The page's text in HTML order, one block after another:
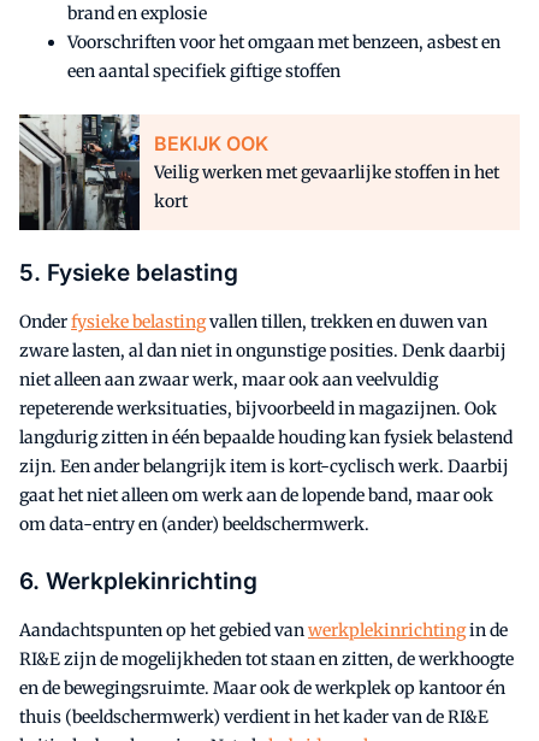
brand en explosie
Voorschriften voor het omgaan met benzeen, asbest en
een aantal specifiek giftige stoffen
BEKIJK OOK
Veilig werken met gevaarlijke stoffen in het
kort
5. Fysieke belasting
Onderfysieke belastingvallen tillen, trekken en duwen van
zware lasten, al dan niet in ongunstige posities. Denk daarbij
niet alleen aan zwaar werk, maar ook aan veelvuldig
repeterende werksituaties, bijvoorbeeld in magazijnen. Ook
langdurig zitten in één bepaalde houding kan fysiek belastend
zijn. Een ander belangrijk item is kort-cyclisch werk. Daarbij
gaat het niet alleen om werk aan de lopende band, maar ook
om data-entry en (ander) beeldschermwerk.
6. Werkplekinrichting
Aandachtspunten op het gebied vanwerkplekinrichtingin de
RI&E zijn de mogelijkheden tot staan en zitten, de werkhoogte
en de bewegingsruimte. Maar ook de werkplek op kantoor én
thuis (beeldschermwerk) verdient in het kader van de RI&E